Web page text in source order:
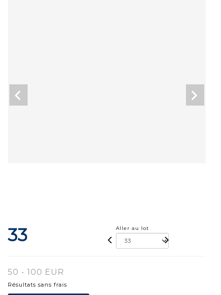
33 Aller au lot
50 - 100 EUR
Résultats sans frais